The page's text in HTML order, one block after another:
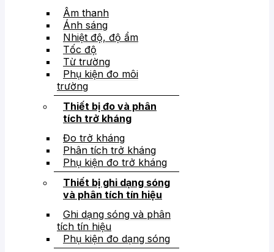
Âm thanh
Ánh sáng
Nhiệt độ, độ ẩm
Tốc độ
Từ trường
Phụ kiện đo môi
trường
Thiết bị đo và phân
tích trở kháng
Đo trở kháng
Phân tích trở kháng
Phụ kiện đo trở kháng
Thiết bị ghi dạng sóng
và phân tích tín hiệu
Ghi dạng sóng và phân
tích tín hiệu
Phụ kiện đo dạng sóng